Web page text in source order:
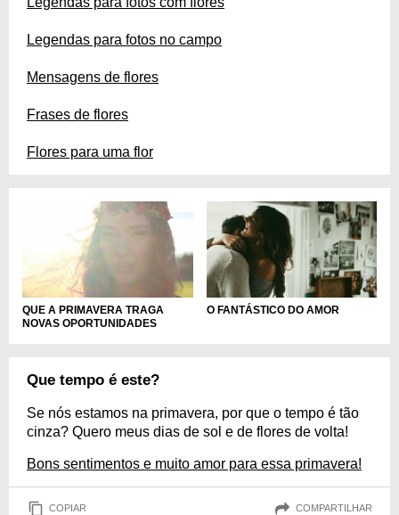
Legendas para fotos no campo
Mensagens de flores
Frases de flores
Flores para uma flor
QUE A PRIMAVERA TRAGA
NOVAS OPORTUNIDADES
O FANTÁSTICO DO AMOR
Que tempo é este?
Se nós estamos na primavera, por que o tempo é tão
cinza? Quero meus dias de sol e de flores de volta!
Bons sentimentos e muito amor para essa primavera!
COPIAR COMPARTILHAR